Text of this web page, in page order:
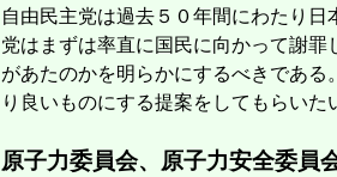
自由民主党は過去５０年間にわたり
党はまずは率直に国民に向かって謝
があたのかを明らかにするべきであ
り良いものにする提案をしてもらいた
原子力委員会、原子力安全委員